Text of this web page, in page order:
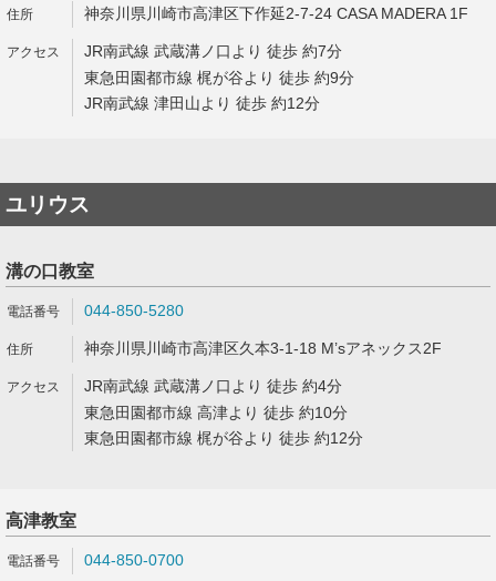
神奈川県川崎市高津区下作延2-7-24 CASA MADERA 1F
JR南武線 武蔵溝ノ口より 徒歩 約7分
東急田園都市線 梶が谷より 徒歩 約9分
JR南武線 津田山より 徒歩 約12分
ユリウス
溝の口教室
044-850-5280
神奈川県川崎市高津区久本3-1-18 M’sアネックス2F
JR南武線 武蔵溝ノ口より 徒歩 約4分
東急田園都市線 高津より 徒歩 約10分
東急田園都市線 梶が谷より 徒歩 約12分
高津教室
044-850-0700